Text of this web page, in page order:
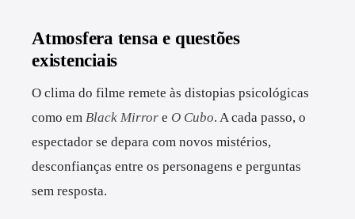
Atmosfera tensa e questões
existenciais
O clima do filme remete às distopias psicológicas
como em Black Mirror e O Cubo. A cada passo, o
espectador se depara com novos mistérios,
desconfianças entre os personagens e perguntas
sem resposta.